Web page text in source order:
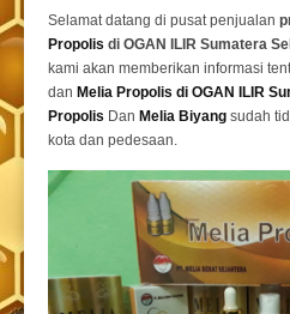
Selamat datang di pusat penjualan
Propolis di OGAN ILIR Sumatera
kami akan memberikan informasi
dan Melia Propolis di OGAN ILIR
Propolis Dan Melia Biyang sudah
kota dan pedesaan.